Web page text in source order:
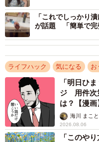
す（健二 中村/stock.adobe.com
たこ焼き作りのコツを覚
のとき大活躍間違いなし
ょうか。
▽出典：和平フレイズ公
ん丸にするコツ
https://
「これでしっかり
が話題 「簡単で完
ライフハック 気になる お
「明日ひ
ジ 用件次
は？【漫画
海川 まこと
2026.08.06
「このや